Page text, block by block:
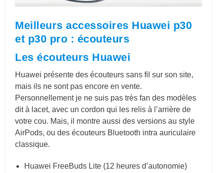
Meilleurs accessoires Huawei p30
et p30 pro : écouteurs
Les écouteurs Huawei
Huawei présente des écouteurs sans fil sur son site,
mais ils ne sont pas encore en vente.
Personnellement je ne suis pas très fan des modèles
dit à lacet, avec un cordon qui les relis à l’arrière de
votre cou. Mais, il montre aussi des versions au style
AirPods, ou des écouteurs Bluetooth intra auriculaire
classique.
Huawei FreeBuds Lite (12 heures d’autonomie)